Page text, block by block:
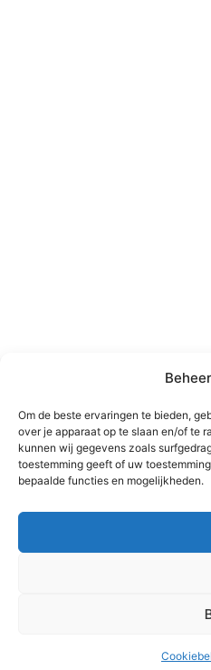
Om de beste ervaringen te bieden,
over je apparaat op te slaan en/of te
kunnen wij gegevens zoals
toestemming geeft of uw
bepaalde functies en mogelijkheden.